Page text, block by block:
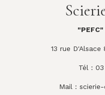
13 rue D'Alsace
Tél :
Mail :